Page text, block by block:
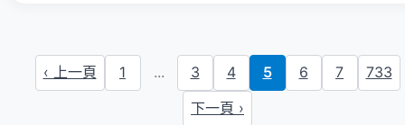
‹ 上一頁 1 ... 3 4 5 6 7
733
下一頁 ›